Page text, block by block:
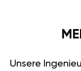
Unsere